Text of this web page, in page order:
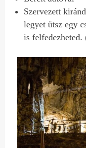
Szervezett
legyet ütsz egy
is felfedezheted.